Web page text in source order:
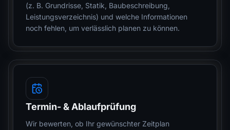
(z. B. Grundrisse, Statik, Baubeschreibung,
Leistungsverzeichnis) und welche Informationen
noch fehlen, um verlässlich planen zu können.
Termin- & Ablaufprüfung
Wir bewerten, ob Ihr gewünschter Zeitplan